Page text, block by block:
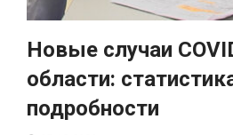
Новые случаи
области:
подробности